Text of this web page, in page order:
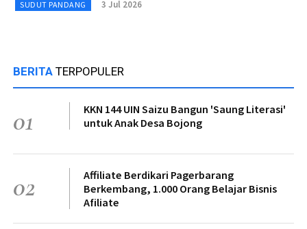
SUDUT PANDANG 3 Jul 2026
BERITA TERPOPULER
01
KKN 144 UIN Saizu Bangun 'Saung Literasi'
untuk Anak Desa Bojong
02
Affiliate Berdikari Pagerbarang
Berkembang, 1.000 Orang Belajar Bisnis
Afiliate